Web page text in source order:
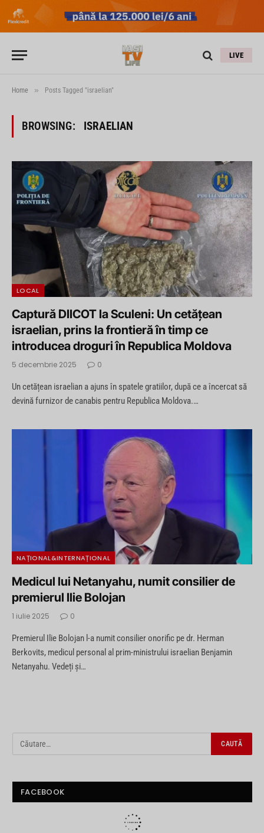
LIVE
Home » Posts Tagged "israelian"
BROWSING: ISRAELIAN
LOCAL
Captură DIICOT la Sculeni: Un cetățean
israelian, prins la frontieră în timp ce
introducea droguri în Republica Moldova
5 decembrie 2025 0
Un cetățean israelian a ajuns în spatele gratiilor, după ce a încercat să
devină furnizor de canabis pentru Republica Moldova.…
NAȚIONAL&INTERNAȚIONAL
Medicul lui Netanyahu, numit consilier de
premierul Ilie Bolojan
1 iulie 2025 0
Premierul Ilie Bolojan l-a numit consilier onorific pe dr. Herman
Berkovits, medicul personal al prim-ministrului israelian Benjamin
Netanyahu. Vedeți și…
FACEBOOK